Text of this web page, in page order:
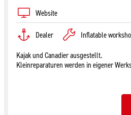
Website
Dealer
Inflatable
Kajak und Canadier ausgestellt.
Kleinreparaturen werden in eigener